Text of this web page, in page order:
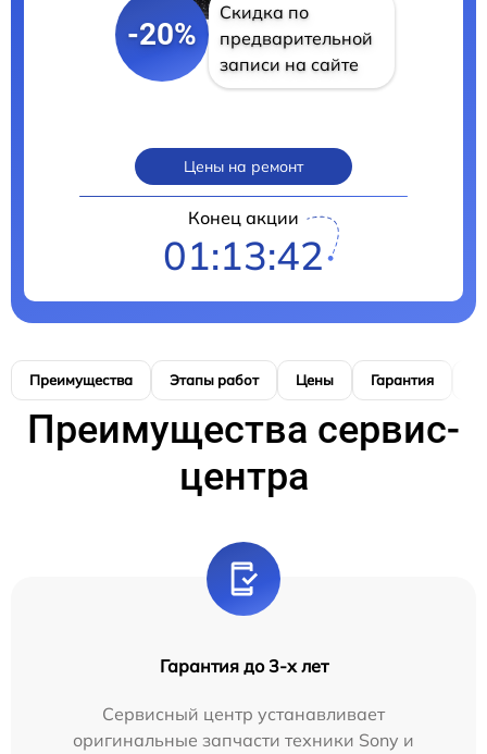
-20%
Скидка по
предварительной
записи на сайте
Цены на ремонт
Конец акции
01:13:40
Преимущества Этапы работ Цены Гарантия
Преимущества сервис-
центра
Гарантия до 3-х лет
Сервисный центр устанавливает
оригинальные запчасти техники Sony и